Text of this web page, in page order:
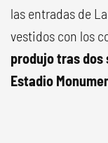
las entradas de
vestidos con los
produjo tras
Estadio